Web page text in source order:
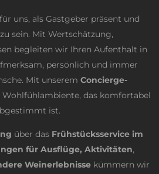
uns, als Gastgeber präsent und
sein. Mit Wertschätzung,
begleiten wir Ihren Aufenthalt in
persönlich und immer
Mit unserem Concierge-
das komfortabel
ist.
über das Frühstücksservice im
für Ausflüge, Aktivitäten,
Weinerlebnisse kümmern wir